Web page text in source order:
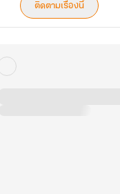
ติดตามเรื่องนี้